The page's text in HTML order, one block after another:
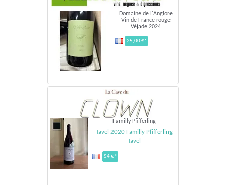
Domaine de l'Anglore
Vin de France rouge
Véjade 2024
25,00 €*
Familly Pfifferling
Tavel 2020 Familly Pfifferling
Tavel
54 €*